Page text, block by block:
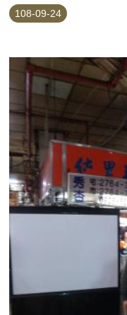
108-09-24